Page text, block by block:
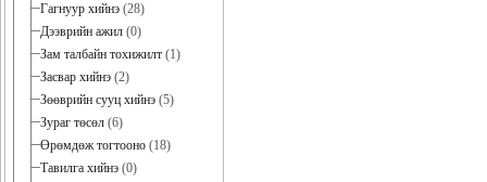
Гагнуур хийнэ (28)
Дээврийн ажил (0)
Зам талбайн тохижилт (1)
Засвар хийнэ (2)
Зөөврийн сууц хийнэ (5)
Зураг төсөл (6)
Өрөмдөж тогтооно (18)
Тавилга хийнэ (0)